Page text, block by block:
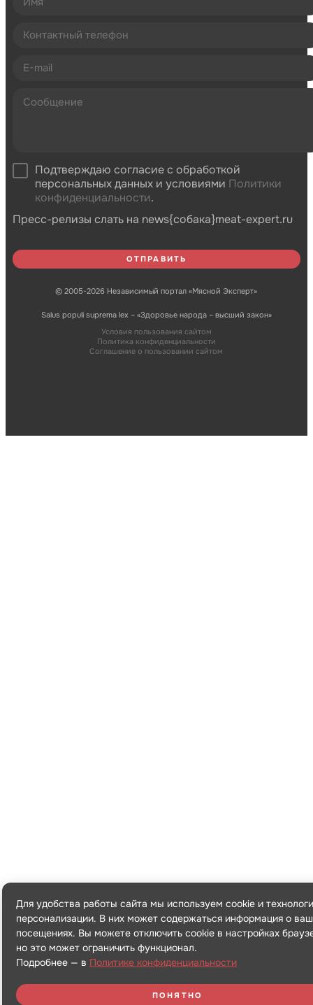
Подтверждаю согласие с обработкой
персональных данных и условиями Политики
конфиденциальности.
Пресс-релизы слать на news{собака}meat-expert.ru
© 2005-2026 Независимый портал «Мясной Эксперт»
Salus populi suprema lex – «Здоровье народа – высший закон»
Условия пользования сайтом
Политика конфиденциальности
Соглашение о пользовании сайтом
Для удобства работы сайта мы используем cookie и
персонализации. В них может содержаться информация о
посещениях. Вы можете отключить cookie в настройках
но это может ограничить функционал.
Подробнее — в Политике конфиденциальности
ПОНЯТНО